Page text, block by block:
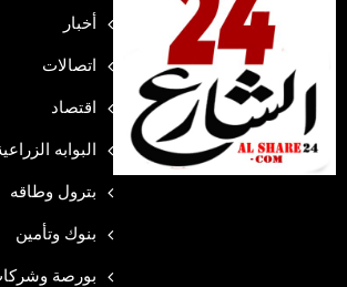
أخبار
اتصالات
اقتصاد
البوابه
بترول وطاقه
بنوك وتأمين
بورصة